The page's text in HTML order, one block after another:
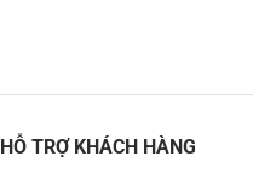
HỖ TRỢ KHÁCH HÀNG